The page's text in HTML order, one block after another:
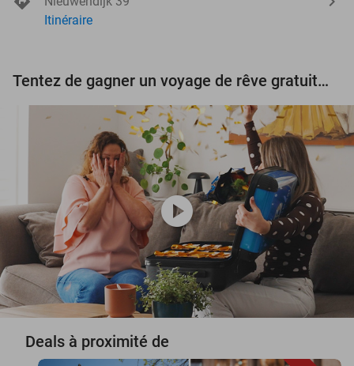
Itinéraire
Tentez de gagner un voyage de rêve gratuit d'une valeur de 3.000 € !
play_circle
Deals à proximité de